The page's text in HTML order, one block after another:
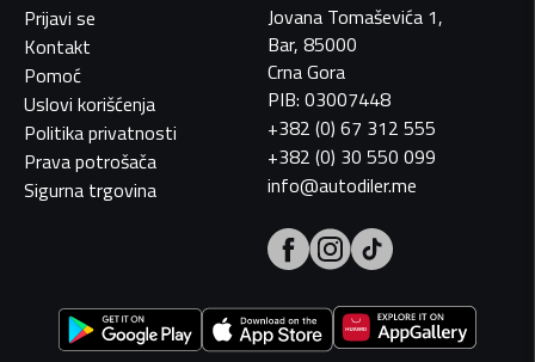
Prijavi se
Kontakt
Pomoć
Uslovi korišćenja
Politika privatnosti
Prava potrošača
Sigurna trgovina
Jovana Tomaševića 1,
Bar, 85000
Crna Gora
PIB: 03007448
+382 (0) 67 312 555
+382 (0) 30 550 099
info@autodiler.me